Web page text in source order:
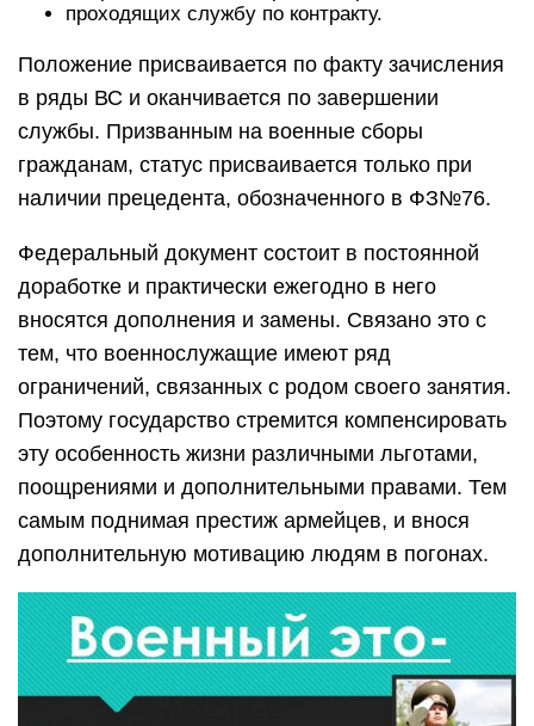
проходящих службу по контракту.
Положение присваивается по факту зачисления
в ряды ВС и оканчивается по завершении
службы. Призванным на военные сборы
гражданам, статус присваивается только при
наличии прецедента, обозначенного в ФЗ№76.
Федеральный документ состоит в постоянной
доработке и практически ежегодно в него
вносятся дополнения и замены. Связано это с
тем, что военнослужащие имеют ряд
ограничений, связанных с родом своего занятия.
Поэтому государство стремится компенсировать
эту особенность жизни различными льготами,
поощрениями и дополнительными правами. Тем
самым поднимая престиж армейцев, и внося
дополнительную мотивацию людям в погонах.